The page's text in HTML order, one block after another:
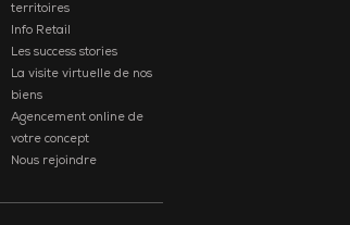
territoires
Info Retail
Les success stories
La visite virtuelle de nos
biens
Agencement online de
votre concept
Nous rejoindre